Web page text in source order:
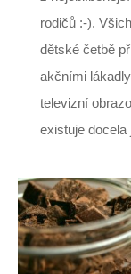
rodičů :-).
dětské četbě
akčními
televizní
existuje